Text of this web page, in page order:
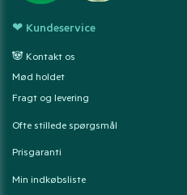
❤ Kundeservice
🐼 Kontakt os
Mød holdet
Fragt og levering
Ofte stillede spørgsmål
Prisgaranti
Min indkøbsliste